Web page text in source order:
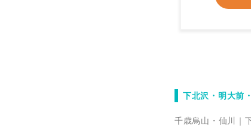
下北沢・明大前
千歳烏山・仙川